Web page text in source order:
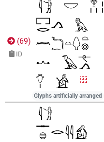
(69)
ID
Glyphs artificially arranged